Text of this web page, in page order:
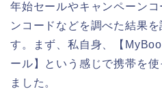
年始セールやキャンペーン
ンコードなどを調べた結果
す。まず、私自身、【
ール】という感じで携帯を
ました。